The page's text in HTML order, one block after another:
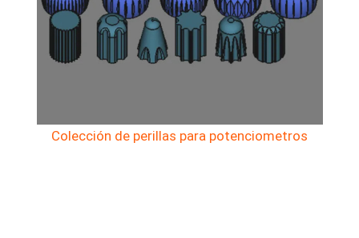
Colección de perillas para potenciometros